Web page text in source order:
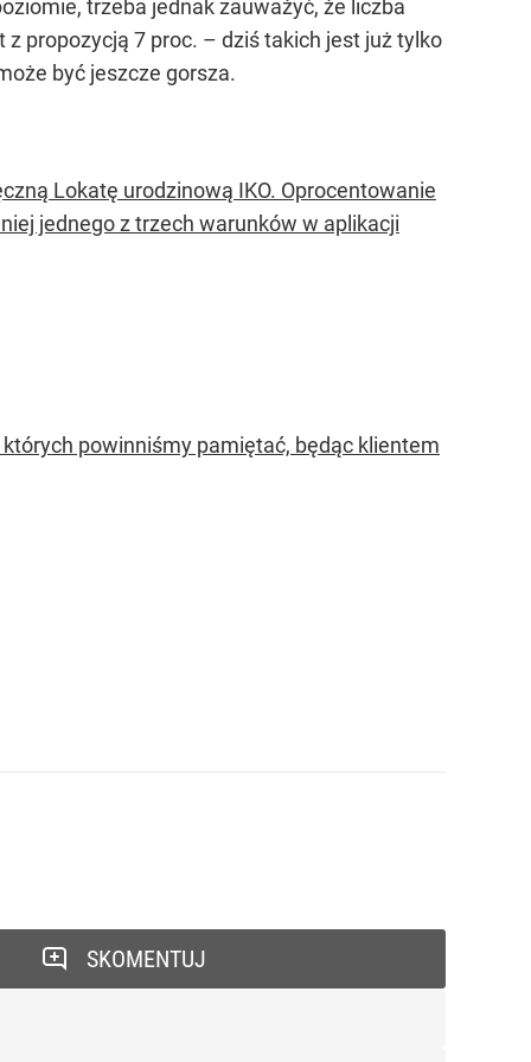
trzeba jednak zauważyć, że liczba
propozycją 7 proc. – dziś takich jest już tylko
być jeszcze gorsza.
Lokatę urodzinową IKO. Oprocentowanie
jednego z trzech warunków w aplikacji
powinniśmy pamiętać, będąc klientem
SKOMENTUJ